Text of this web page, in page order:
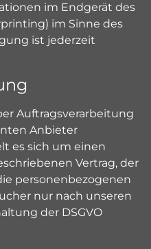
im Endgerät des
im Sinne des
ist jederzeit
Auftragsverarbeitung
Anbieter
es sich um einen
Vertrag, der
personenbezogenen
nur nach unseren
der DSGVO